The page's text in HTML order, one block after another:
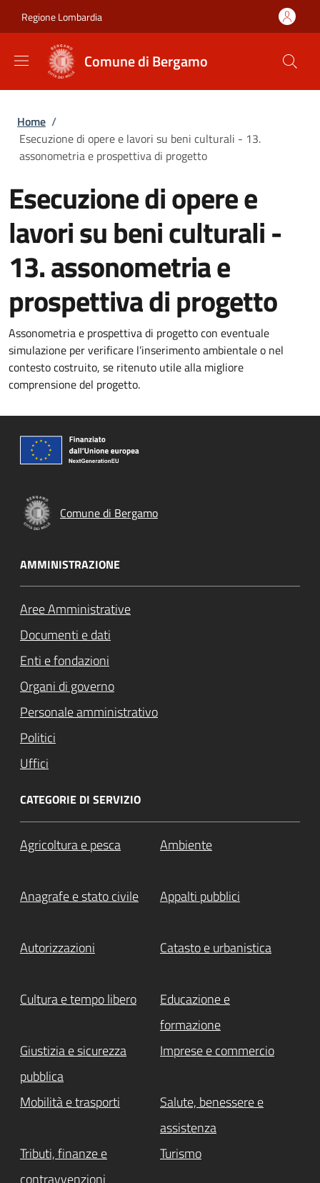
Regione Lombardia
Comune di Bergamo
Briciole di pane
Home /
Esecuzione di opere e lavori su beni culturali - 13.
assonometria e prospettiva di progetto
Esecuzione di opere e
lavori su beni culturali -
13. assonometria e
prospettiva di progetto
Assonometria e prospettiva di progetto con eventuale
simulazione per verificare l’inserimento ambientale o nel
contesto costruito, se ritenuto utile alla migliore
comprensione del progetto.
Comune di Bergamo
AMMINISTRAZIONE
Aree Amministrative
Documenti e dati
Enti e fondazioni
Organi di governo
Personale amministrativo
Politici
Uffici
CATEGORIE DI SERVIZIO
Agricoltura e pesca Ambiente
Anagrafe e stato civile Appalti pubblici
Autorizzazioni Catasto e urbanistica
Cultura e tempo libero
Educazione e
formazione
Giustizia e sicurezza
pubblica
Imprese e commercio
Mobilità e trasporti
Salute, benessere e
assistenza
Tributi, finanze e
contravvenzioni
Turismo